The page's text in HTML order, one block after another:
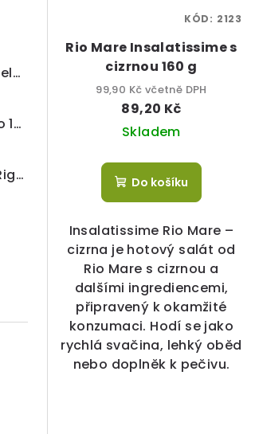
Barilla Pesto se středomořskou zeleninou 200 g
Barilla Pesto Basilico e Pistacchio 190 g
Barilla Oro Chef Mezze Maniche Rigate n. 84, 1 kg
Rio Mare Insalatissime s
cizrnou 160 g
99,90 Kč včetně DPH
89,20 Kč
Skladem
Do košíku
Insalatissime Rio Mare –
cizrna je hotový salát od
Rio Mare s cizrnou a
dalšími ingrediencemi,
připravený k okamžité
konzumaci. Hodí se jako
rychlá svačina, lehký oběd
nebo doplněk k pečivu.
KÓD: 2123